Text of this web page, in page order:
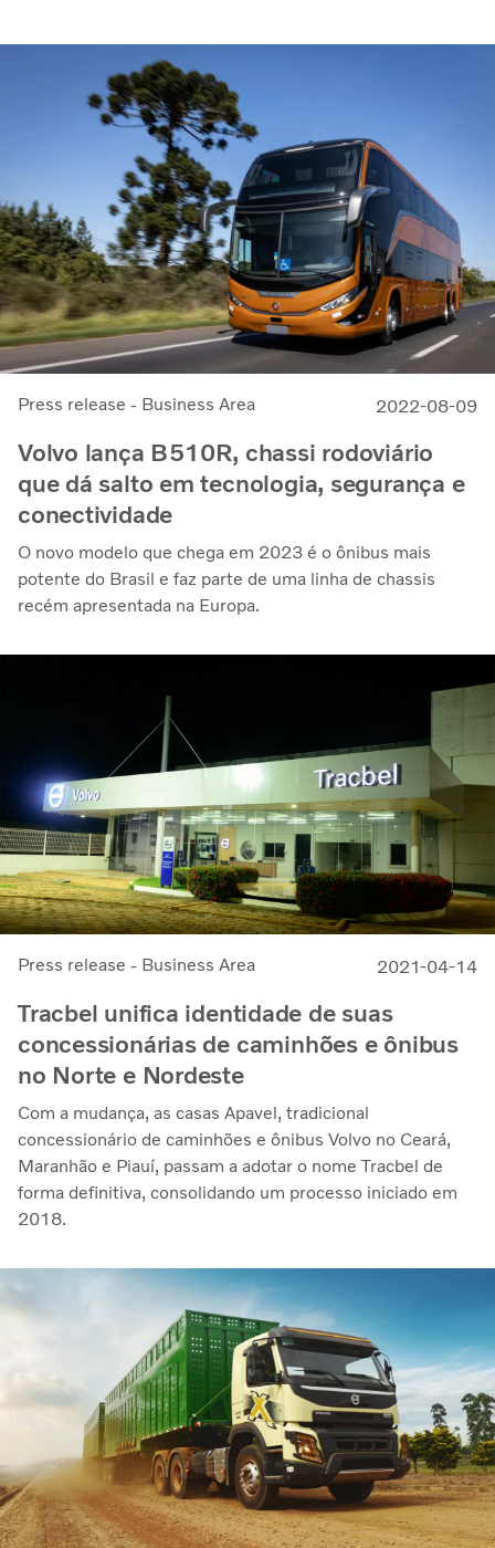
Press release - Business Area 2022-08-09
Volvo lança B510R, chassi rodoviário
que dá salto em tecnologia, segurança e
conectividade
O novo modelo que chega em 2023 é o ônibus mais
potente do Brasil e faz parte de uma linha de chassis
recém apresentada na Europa.
Press release - Business Area 2021-04-14
Tracbel unifica identidade de suas
concessionárias de caminhões e ônibus
no Norte e Nordeste
Com a mudança, as casas Apavel, tradicional
concessionário de caminhões e ônibus Volvo no Ceará,
Maranhão e Piauí, passam a adotar o nome Tracbel de
forma definitiva, consolidando um processo iniciado em
2018.